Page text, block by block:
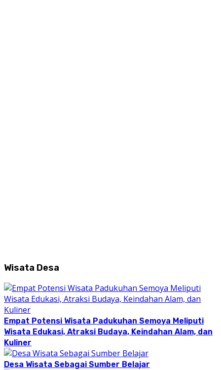
Wisata Desa
Empat Potensi Wisata Padukuhan Semoya Meliputi
Wisata Edukasi, Atraksi Budaya, Keindahan Alam, dan
Kuliner
Desa Wisata Sebagai Sumber Belajar